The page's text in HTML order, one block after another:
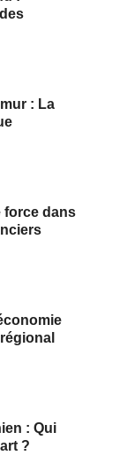
: La
force dans
: Qui
?